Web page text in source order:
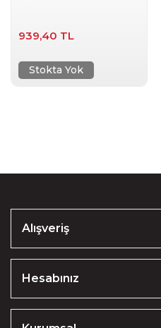
939,40 TL
Stokta Yok
Alışveriş
Hesabınız